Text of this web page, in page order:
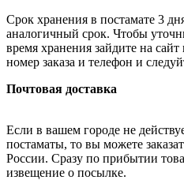
Срок хранения в постамате 3
аналогичный срок. Чтобы
время хранения зайдите на
номер заказа и телефон и
Почтовая доставка
Если в вашем городе не
постаматы, то вы можете
России. Сразу по прибытии
извещение о посылке.